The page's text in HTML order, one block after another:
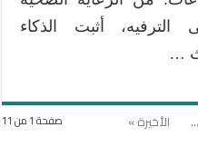
الترفيه، أثبت الذكاء
…
صفحة 1 من 11 ... الأخيرة »